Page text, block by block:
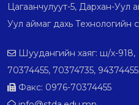
Цагаанчулуут-5, Дархан-
Уул аймаг дахь Технологийн
Шуудангийн хаяг: ш/х-918,
70374455, 70374735,
Факс: 0976-70374455